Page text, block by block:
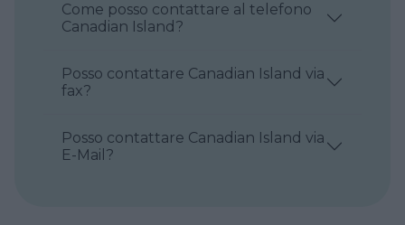
Come posso contattare al telefono
Canadian Island?
Posso contattare Canadian Island via
fax?
Posso contattare Canadian Island via
E-Mail?